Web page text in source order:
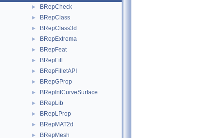
► BRepCheck
► BRepClass
► BRepClass3d
► BRepExtrema
► BRepFeat
► BRepFill
► BRepFilletAPI
► BRepGProp
► BRepIntCurveSurface
► BRepLib
► BRepLProp
► BRepMAT2d
► BRepMesh